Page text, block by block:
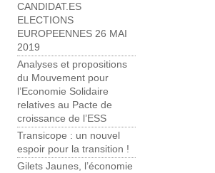
CANDIDAT.ES
ELECTIONS
EUROPEENNES 26 MAI
2019
Analyses et propositions
du Mouvement pour
l’Economie Solidaire
relatives au Pacte de
croissance de l’ESS
Transicope : un nouvel
espoir pour la transition !
Gilets Jaunes, l’économie